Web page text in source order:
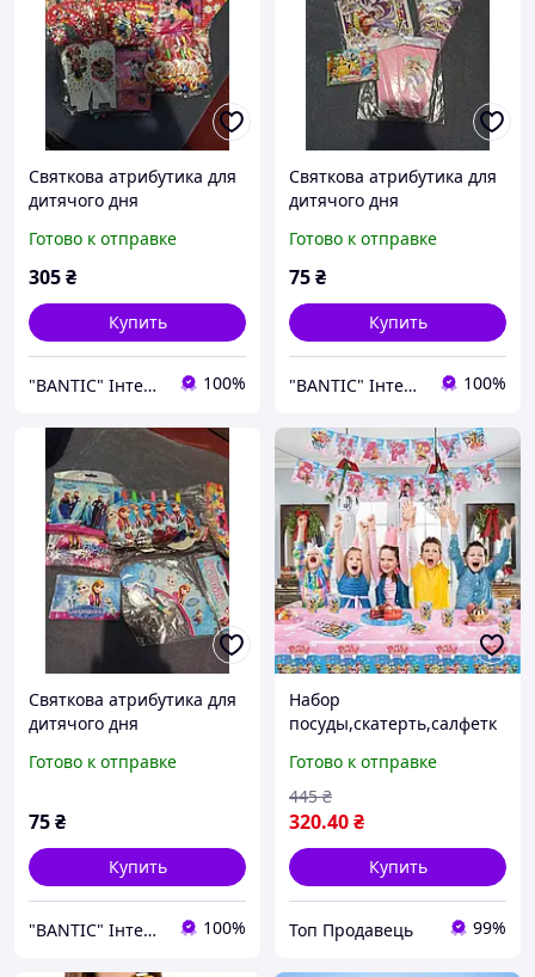
Святкова атрибутика для
дитячого дня
Minnie mouse Мінні Маус
Готово к отправке
305₴
Купить
"BANTIC" Інтернет магазин 100%
Святкова атрибутика для
дитячого дня
Sofia the first Принцеса
Софія
Готово к отправке
75₴
Купить
"BANTIC" Інтернет магазин 100%
Святкова атрибутика для
дитячого дня
Frozen Холодне серце
Готово к отправке
75₴
Купить
"BANTIC" Інтернет магазин 100%
Набор
посуды,скатерть,салфетк
дня рождения в стиле
Патруль Wirhaut
.УЦЕНКА-без стаканчи
Готово к отправке
320.40₴
445 ₴
Купить
Топ Продавець 99%